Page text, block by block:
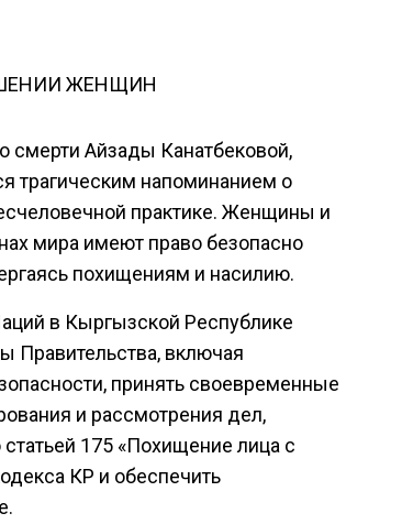
ЖЕНЩИН
смерти Айзады Канатбековой,
трагическим напоминанием о
практике. Женщины и
мира имеют право безопасно
похищениям и насилию.
в Кыргызской Республике
Правительства, включая
принять своевременные
и рассмотрения дел,
175 «Похищение лица с
КР и обеспечить